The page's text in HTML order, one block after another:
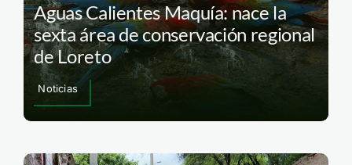
Aguas Calientes Maquía: nace la
sexta área de conservación regional
de Loreto
Noticias